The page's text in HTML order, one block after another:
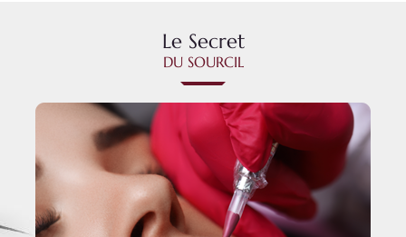
Le Secret
DU SOURCIL